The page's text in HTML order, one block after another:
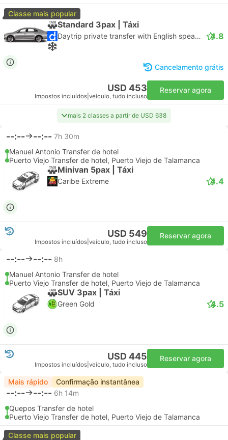
Classe mais popular
Standard 3pax | Táxi
Daytrip private transfer with English speaking driver 4.8
Cancelamento grátis
USD 453
Impostos incluídos veículo, tudo incluso
Reservar agora
mais 2 classes a partir de USD 638
--:-- --:-- 7h 30m
Manuel Antonio Transfer de hotel
Puerto Viejo Transfer de hotel, Puerto Viejo de Talamanca
Minivan 5pax | Táxi
Caribe Extreme 4.4
USD 549
Impostos incluídos veículo, tudo incluso
Reservar agora
--:-- --:-- 8h
Manuel Antonio Transfer de hotel
Puerto Viejo Transfer de hotel, Puerto Viejo de Talamanca
SUV 3pax | Táxi
Green Gold 4.5
USD 445
Impostos incluídos veículo, tudo incluso
Reservar agora
Mais rápido Confirmação instantânea
--:-- --:-- 6h 14m
Quepos Transfer de hotel
Puerto Viejo Transfer de hotel, Puerto Viejo de Talamanca
Classe mais popular